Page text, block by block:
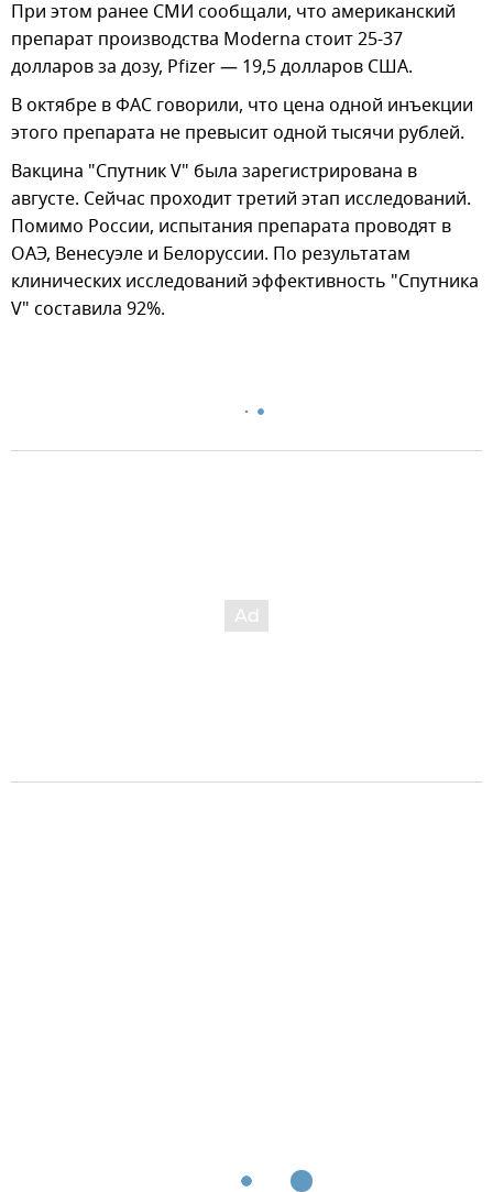
При этом ранее СМИ сообщали, что американский
препарат производства Moderna стоит 25-37
долларов за дозу, Pfizer — 19,5 долларов США.
В октябре в ФАС говорили, что цена одной инъекции
этого препарата не превысит одной тысячи рублей.
Вакцина "Спутник V" была зарегистрирована в
августе. Сейчас проходит третий этап исследований.
Помимо России, испытания препарата проводят в
ОАЭ, Венесуэле и Белоруссии. По результатам
клинических исследований эффективность "Спутника
V" составила 92%.